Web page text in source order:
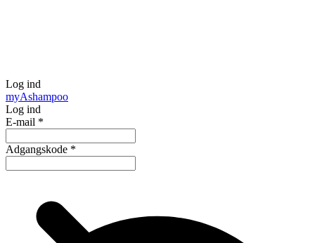
Log ind
myAshampoo
Log ind
E-mail *
Adgangskode *